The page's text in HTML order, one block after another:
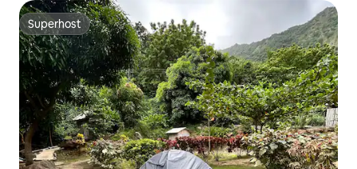
Superhost
Superhost